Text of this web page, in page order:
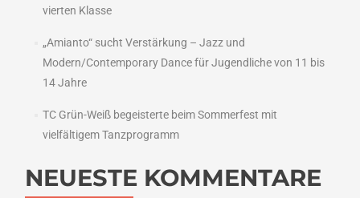
vierten Klasse
„Amianto“ sucht Verstärkung – Jazz und
Modern/Contemporary Dance für Jugendliche von 11 bis
14 Jahre
TC Grün-Weiß begeisterte beim Sommerfest mit
vielfältigem Tanzprogramm
NEUESTE KOMMENTARE